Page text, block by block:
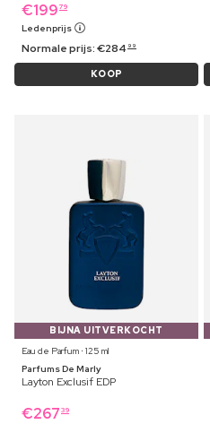
€199 79
Ledenprijs
Normale prijs:€284 99
KOOP
BIJNA UITVERKOCHT
Eau de Parfum ⋅ 125 ml
Parfums De Marly
Layton Exclusif EDP
€267 39